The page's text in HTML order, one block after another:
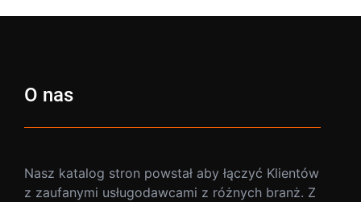
O nas
Nasz katalog stron powstał aby łączyć Klientów
z zaufanymi usługodawcami z różnych branż. Z